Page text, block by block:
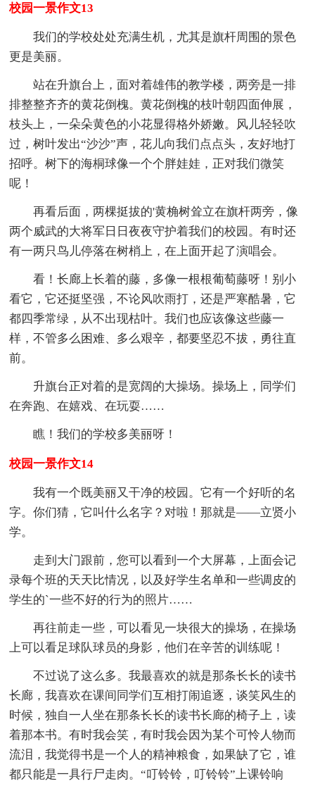
校园一景作文13
我们的学校处处充满生机，尤其是旗杆周围的景色
更是美丽。
站在升旗台上，面对着雄伟的教学楼，两旁是一排
排整整齐齐的黄花倒槐。黄花倒槐的枝叶朝四面伸展，
枝头上，一朵朵黄色的小花显得格外娇嫩。风儿轻轻吹
过，树叶发出“沙沙”声，花儿向我们点点头，友好地打
招呼。树下的海桐球像一个个胖娃娃，正对我们微笑
呢！
再看后面，两棵挺拔的'黄桷树耸立在旗杆两旁，像
两个威武的大将军日日夜夜守护着我们的校园。有时还
有一两只鸟儿停落在树梢上，在上面开起了演唱会。
看！长廊上长着的藤，多像一根根葡萄藤呀！别小
看它，它还挺坚强，不论风吹雨打，还是严寒酷暑，它
都四季常绿，从不出现枯叶。我们也应该像这些藤一
样，不管多么困难、多么艰辛，都要坚忍不拔，勇往直
前。
升旗台正对着的是宽阔的大操场。操场上，同学们
在奔跑、在嬉戏、在玩耍……
瞧！我们的学校多美丽呀！
校园一景作文14
我有一个既美丽又干净的校园。它有一个好听的名
字。你们猜，它叫什么名字？对啦！那就是——立贤小
学。
走到大门跟前，您可以看到一个大屏幕，上面会记
录每个班的天天比情况，以及好学生名单和一些调皮的
学生的`一些不好的行为的照片……
再往前走一些，可以看见一块很大的操场，在操场
上可以看足球队球员的身影，他们在辛苦的训练呢！
不过说了这么多。我最喜欢的就是那条长长的读书
长廊，我喜欢在课间同学们互相打闹追逐，谈笑风生的
时候，独自一人坐在那条长长的读书长廊的椅子上，读
着那本书。有时我会笑，有时我会因为某个可怜人物而
流泪，我觉得书是一个人的精神粮食，如果缺了它，谁
都只能是一具行尸走肉。“叮铃铃，叮铃铃”上课铃响